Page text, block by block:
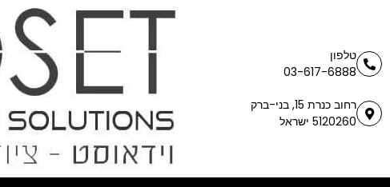
טלפון
03-617-6888
רחוב כנרת 15, בני-ברק
5120260 ישראל